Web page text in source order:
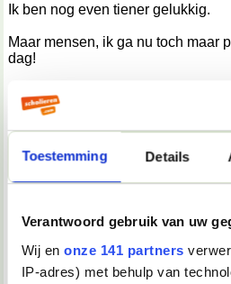
Toestemming Details
Verantwoord gebruik van uw
Wij en onze 141 partners
IP-adres) met behulp van
Ik ben nog even tiener gelukkig.
Maar mensen, ik ga nu toch maar
dag!
27-03-2008, 23:59
27-03-2008, 23:59
Tiener, dat is voor mij al best wel